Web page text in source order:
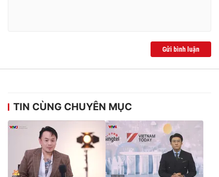
Gửi bình luận
TIN CÙNG CHUYÊN MỤC